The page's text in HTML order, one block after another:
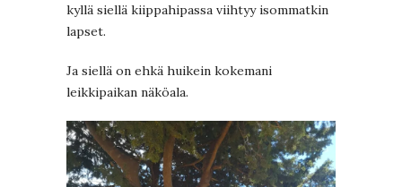
kyllä siellä kiippahipassa viihtyy isommatkin
lapset.
Ja siellä on ehkä huikein kokemani
leikkipaikan näköala.